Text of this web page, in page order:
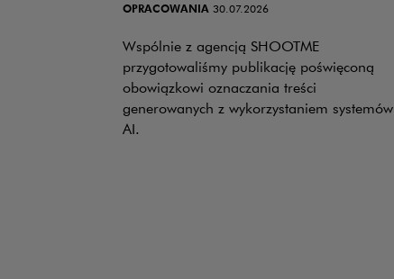
OPRACOWANIA 30.07.2026
Wspólnie z agencją SHOOTME
przygotowaliśmy publikację poświęconą
obowiązkowi oznaczania treści
generowanych z wykorzystaniem systemów
AI.